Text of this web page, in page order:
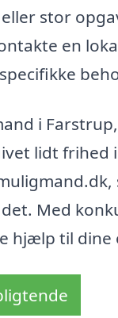
stor
en
i
lidt frihed
Med
hjælp til dine